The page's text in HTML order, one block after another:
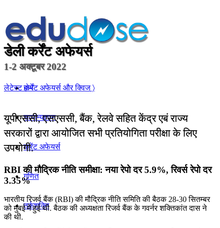
होम
सामान्यज्ञान
करेंट अफेयर्स
गणित
तर्कशक्ति
डेली कर्रेंट अफेयर्स
1-2 अक्टूबर 2022
लेटेस्ट कर्रेंट अफेयर्स और क्विज 〉
यूपीएससी, एसएससी, बैंक, रेलवे सहित केंद्र एबं राज्य
सरकारों द्वारा आयोजित सभी प्रतियोगिता परीक्षा के लिए
उपयोगी.
RBI की मौद्रिक नीति समीक्षा: नया रेपो दर 5.9%, रिवर्स रेपो दर
3.35%
भारतीय रिजर्व बैंक (RBI) की मौद्रिक नीति समिति की बैठक 28-30 सितम्बर
को मुंबई में हुई थी. बैठक की अध्यक्षता रिजर्व बैंक के गवर्नर शक्तिकांत दास ने
की थी.